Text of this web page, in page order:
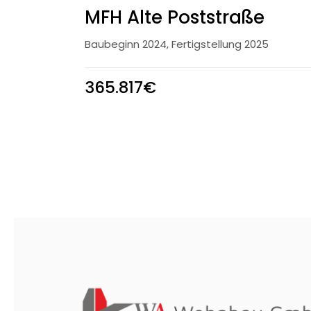
MFH Alte Poststraße
Baubeginn 2024, Fertigstellung 2025
365.817€